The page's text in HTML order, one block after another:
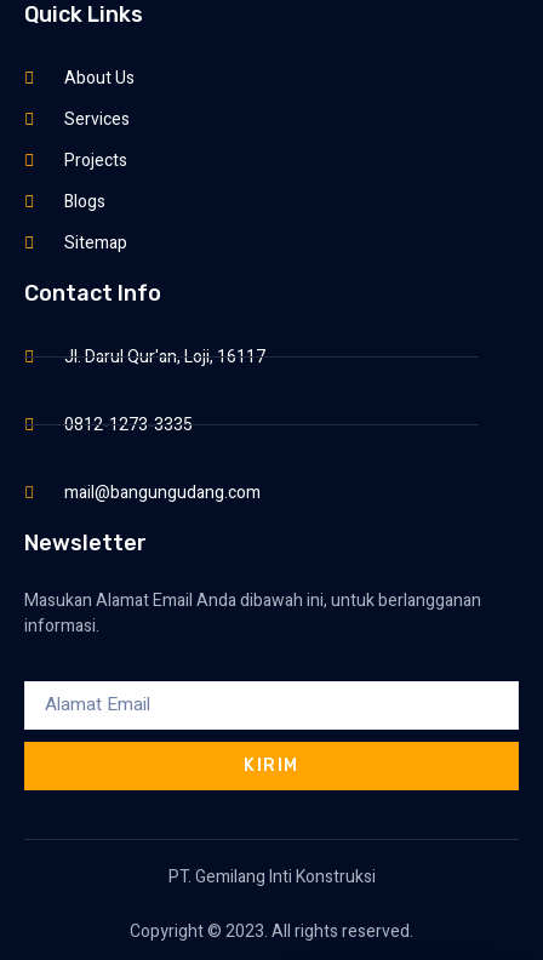
Quick Links
About Us
Services
Projects
Blogs
Sitemap
Contact Info
Jl. Darul Qur'an, Loji, 16117
0812-1273-3335
mail@bangungudang.com
Newsletter
Masukan Alamat Email Anda dibawah ini, untuk berlangganan
informasi.
KIRIM
PT. Gemilang Inti Konstruksi
Copyright © 2023. All rights reserved.